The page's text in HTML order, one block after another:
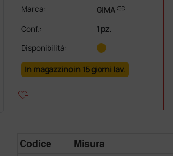
Marca:
GIMAlink
Conf.:
1 pz.
Disponibilità:
In magazzino in 15 giorni lav.
heart_plus
Codice Misura